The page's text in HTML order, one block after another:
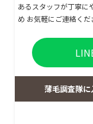
あるスタッフが丁寧に
め お気軽にご連絡くだ
薄毛調査隊に